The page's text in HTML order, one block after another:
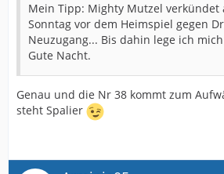
Mein Tipp: Mighty Mutzel verkündet
Sonntag vor dem Heimspiel gegen
Neuzugang... Bis dahin lege ich
Gute Nacht.
Genau und die Nr 38 kommt zum
steht Spalier